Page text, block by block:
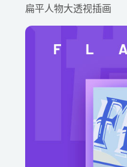
扁平人物大透视插画